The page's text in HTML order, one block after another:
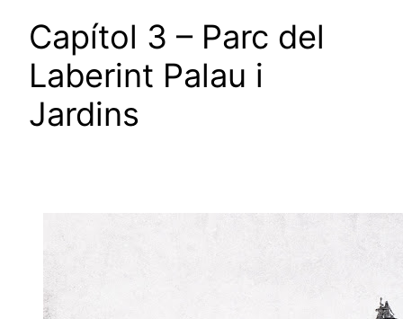
Capítol 3 – Parc del
Laberint Palau i
Jardins